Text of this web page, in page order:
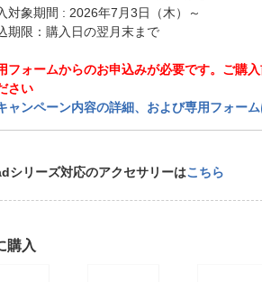
対象期間 : 2026年7月3日（木）～
期限：購入日の翌月末まで
フォームからのお申込みが必要です。ご購
さい
ャンペーン内容の詳細、および専用フォー
シリーズ対応のアクセサリーはこちら
購入